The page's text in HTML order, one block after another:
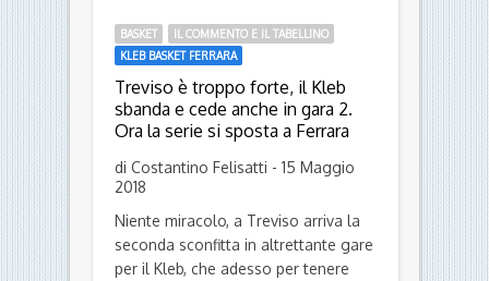
BASKET
IL COMMENTO E IL TABELLINO
KLEB BASKET FERRARA
Treviso è troppo forte, il Kleb
sbanda e cede anche in gara 2.
Ora la serie si sposta a Ferrara
di Costantino Felisatti - 15 Maggio
2018
Niente miracolo, a Treviso arriva la
seconda sconfitta in altrettante gare
per il Kleb, che adesso per tenere